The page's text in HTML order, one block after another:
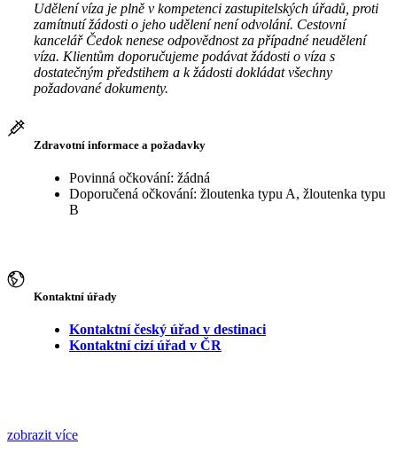
Udělení víza je plně v kompetenci zastupitelských úřadů, proti
zamítnutí žádosti o jeho udělení není odvolání. Cestovní
kancelář Čedok nenese odpovědnost za případné neudělení
víza. Klientům doporučujeme podávat žádosti o víza s
dostatečným předstihem a k žádosti dokládat všechny
požadované dokumenty.
Zdravotní informace a požadavky
Povinná očkování: žádná
Doporučená očkování: žloutenka typu A, žloutenka typu
B
Kontaktní úřady
Kontaktní český úřad v destinaci
Kontaktní cizí úřad v ČR
zobrazit více